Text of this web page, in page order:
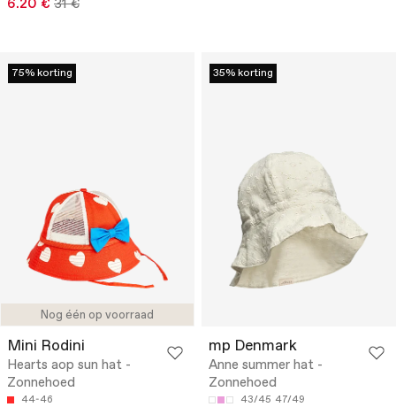
6.20 € 31 €
Nog één op voorraad
75% korting
Mini Rodini
Hearts aop sun hat -
Zonnehoed
44-46
35% korting
mp Denmark
Anne summer hat -
Zonnehoed
43/45 47/49